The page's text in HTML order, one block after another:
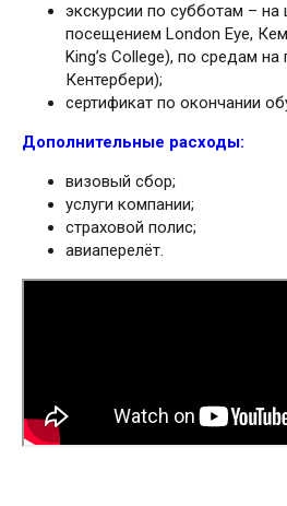
экскурсии по субботам –
посещением London Eye,
King’s College), по средам
Кентербери);
сертификат по окончании
Дополнительные расходы:
визовый сбор;
услуги компании;
страховой полис;
авиаперелёт.